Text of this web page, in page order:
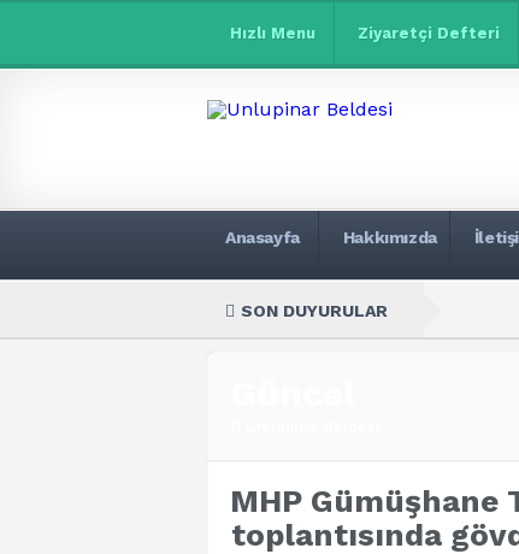
Hızlı Menu Ziyaretçi Defteri
Anasayfa Hakkımızda
SON DUYURULAR
MHP Gümüşhane
toplantısında